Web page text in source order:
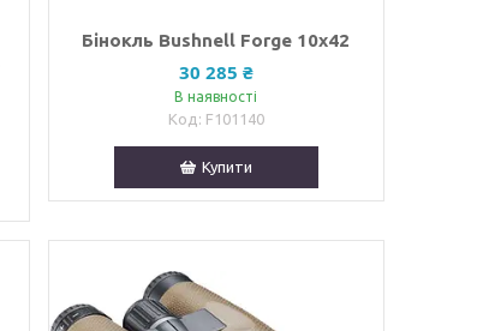
Бінокль Bushnell Forge 10x42
30 285 ₴
В наявності
F101140
Купити